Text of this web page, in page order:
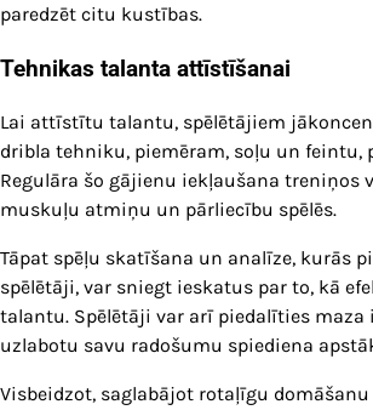
paredzēt citu kustības.
Tehnikas talanta attīstīšanai
Lai attīstītu talantu, spēlētājiem
dribla tehniku, piemēram, soļu un feintu,
Regulāra šo gājienu iekļaušana treniņos
muskuļu atmiņu un pārliecību spēlēs.
Tāpat spēļu skatīšana un analīze, kurās
spēlētāji, var sniegt ieskatus par to, kā
talantu. Spēlētāji var arī piedalīties maza
uzlabotu savu radošumu spiediena
Visbeidzot, saglabājot rotaļīgu